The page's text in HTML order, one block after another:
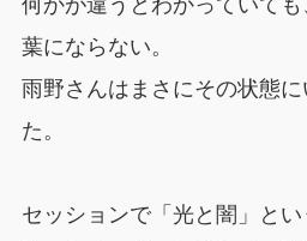
何かが違うとわかっていて
葉にならない。
雨野さんはまさにその状態
た。
セッションで「光と闇」と